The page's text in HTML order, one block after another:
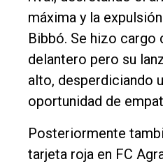
máxima y la
Bibbó. Se hizo
delantero pero su
alto, desperdiciando
oportunidad de
Posteriormente
tarjeta roja en FC